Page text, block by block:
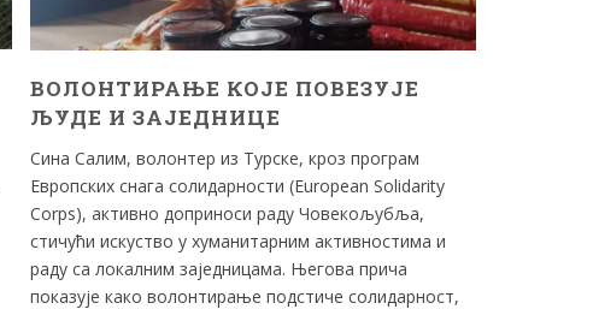
ВОЛОНТИРАЊЕ КОЈЕ ПОВЕЗУЈЕ
ЉУДЕ И ЗАЈЕДНИЦЕ
Сина Салим, волонтер из Турске, кроз програм
Европских снага солидарности (European Solidarity
Corps), активно доприноси раду Човекољубља,
стичући искуство у хуманитарним активностима и
раду са локалним заједницама. Његова прича
показује како волонтирање подстиче солидарност,